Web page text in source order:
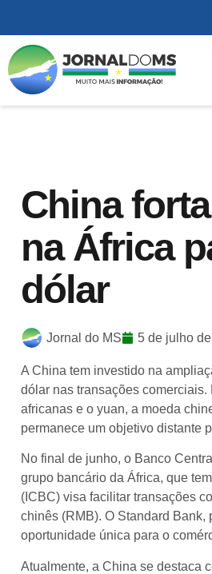
China
na África
dólar
Jornal do MS 5 de julho
A China tem investido na
dólar nas transações
africanas e o yuan, a moeda
permanece um objetivo distante
No final de junho, o Banco
grupo bancário da África, que
(ICBC) visa facilitar transações
chinês (RMB). O Standard
oportunidade única para o
Atualmente, a China se destaca